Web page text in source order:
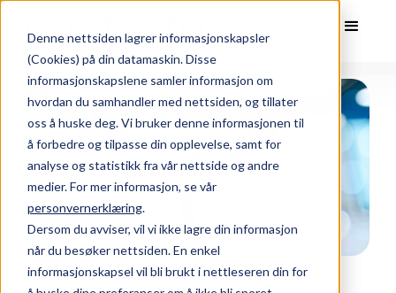
Denne nettsiden lagrer informasjonskapsler
(Cookies) på din datamaskin. Disse
informasjonskapslene samler informasjon om
hvordan du samhandler med nettsiden, og tillater
oss å huske deg. Vi bruker denne informasjonen til
å forbedre og tilpasse din opplevelse, samt for
analyse og statistikk fra vår nettside og andre
medier. For mer informasjon, se vår
personvernerklæring.
Dersom du avviser, vil vi ikke lagre din informasjon
når du besøker nettsiden. En enkel
informasjonskapsel vil bli brukt i nettleseren din for